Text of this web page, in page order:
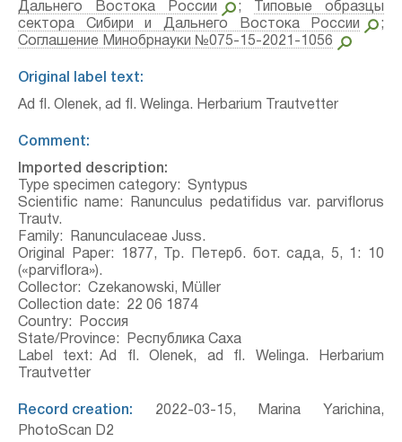
Дальнего Востока России
;
Типовые образцы
сектора Сибири и Дальнего Востока России
;
Соглашение Минобрнауки №075-15-2021-1056
Original label text:
Ad fl. Olenek, ad fl. Welinga. Herbarium Trautvetter
Comment:
Imported description:
Type specimen category: Syntypus
Scientific name:
Ranunculus pedatifidus var. parviflorus
Trautv.
Family:
Ranunculaceae Juss.
Original Paper:
1877, Тр. Петерб. бот. сада, 5, 1: 10
(«parviflora»).
Collector: Czekanowski, Müller
Collection date: 22 06 1874
Country:
Россия
State/Province:
Республика Саха
Label text:Ad fl. Olenek, ad fl. Welinga. Herbarium
Trautvetter
Record creation: 2022-03-15, Marina Yarichina,
PhotoScan D2